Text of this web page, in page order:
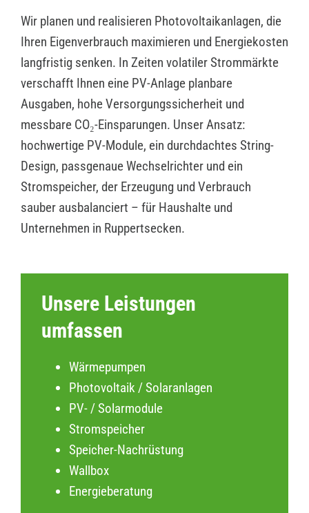
Wir planen und realisieren Photovoltaikanlagen, die
Ihren Eigenverbrauch maximieren und Energiekosten
langfristig senken. In Zeiten volatiler Strommärkte
verschafft Ihnen eine PV-Anlage planbare
Ausgaben, hohe Versorgungssicherheit und
messbare CO₂-Einsparungen. Unser Ansatz:
hochwertige PV-Module, ein durchdachtes String-
Design, passgenaue Wechselrichter und ein
Stromspeicher, der Erzeugung und Verbrauch
sauber ausbalanciert – für Haushalte und
Unternehmen in Ruppertsecken.
Unsere Leistungen
umfassen
Wärmepumpen
Photovoltaik / Solaranlagen
PV- / Solarmodule
Stromspeicher
Speicher-Nachrüstung
Wallbox
Energieberatung